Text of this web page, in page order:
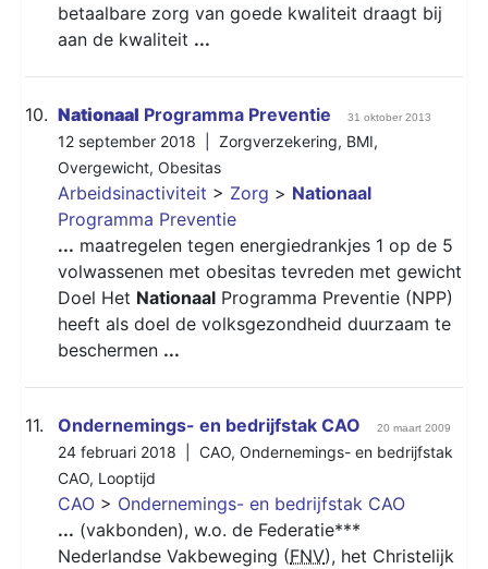
betaalbare zorg van goede kwaliteit draagt bij
aan de kwaliteit ...
10. Nationaal Programma Preventie 31 oktober 2013
12 september 2018 | Zorgverzekering, BMI,
Overgewicht, Obesitas
Arbeidsinactiviteit > Zorg > Nationaal
Programma Preventie
... maatregelen tegen energiedrankjes 1 op de 5
volwassenen met obesitas tevreden met gewicht
Doel Het Nationaal Programma Preventie (NPP)
heeft als doel de volksgezondheid duurzaam te
beschermen ...
11. Ondernemings- en bedrijfstak CAO 20 maart 2009
24 februari 2018 | CAO, Ondernemings- en bedrijfstak
CAO, Looptijd
CAO > Ondernemings- en bedrijfstak CAO
... (vakbonden), w.o. de Federatie***
Nederlandse Vakbeweging (FNV), het Christelijk